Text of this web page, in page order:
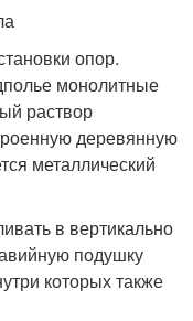
опор.
монолитные
раствор
деревянную
металлический
в вертикально
подушку
которых также